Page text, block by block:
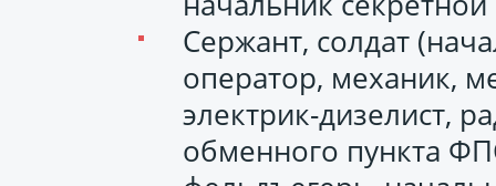
Сержант, солдат
оператор, механик,
электрик-дизелист,
обменного пункта